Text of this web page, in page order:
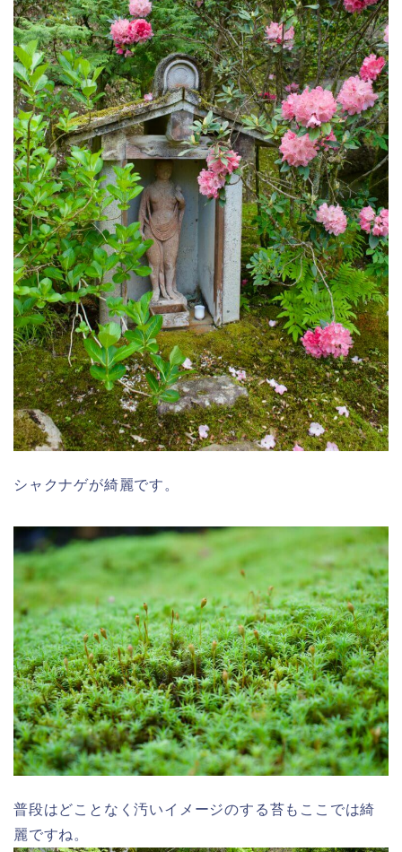
シャクナゲが綺麗です。
普段はどことなく汚いイメージのする苔もここでは綺
麗ですね。